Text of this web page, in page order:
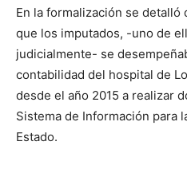
En la formalización se
que los imputados, -uno de
judicialmente- se
contabilidad del hospital de
desde el año 2015 a realizar
Sistema de Información para
Estado.